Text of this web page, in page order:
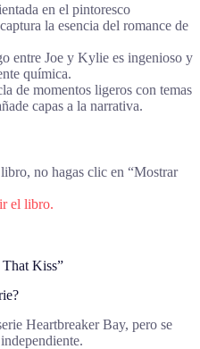
en el pintoresco
la esencia del romance de
entre Joe y Kylie es ingenioso y
química.
de momentos ligeros con temas
capas a la narrativa.
no hagas clic en “Mostrar
el libro.
That Kiss”
Heartbreaker Bay, pero se